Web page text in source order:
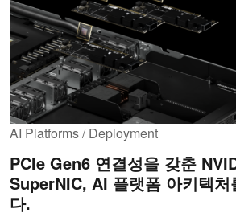
AI Platforms / Deployment
PCIe Gen6 연결성을 갖춘
SuperNIC, AI 플랫폼 아키텍처
다.